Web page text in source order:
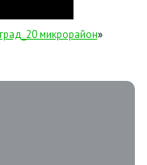
микрорайон»